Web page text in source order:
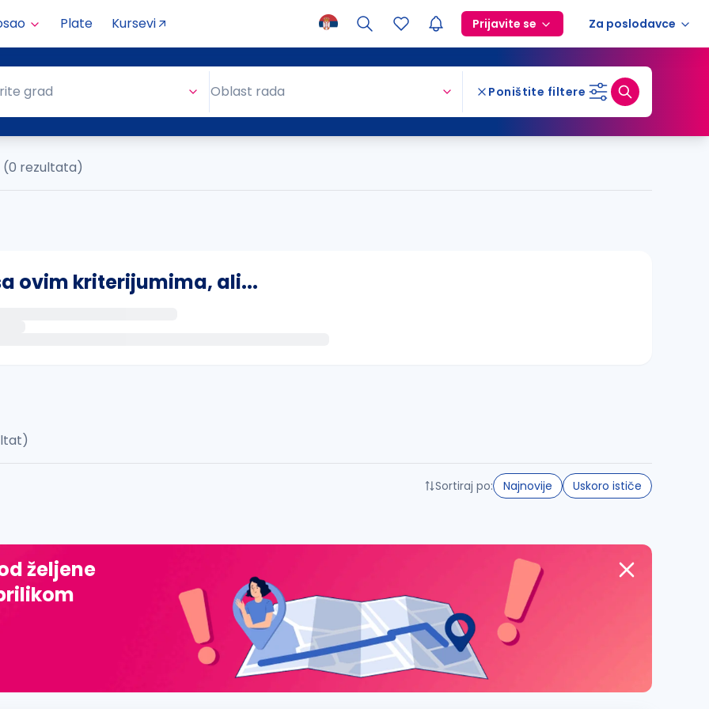
Plate Kursevi Prijavite se Za poslodavce
grad Oblast rada Poništite filtere
(0 rezultata)
ovim kriterijumima, ali...
đ, ž, dž)
Sortiraj po: Najnovije Uskoro ističe
željene